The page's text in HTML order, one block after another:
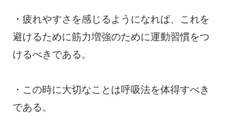
・疲れやすさを感じるようになれば、これを
避けるために筋力増強のために運動習慣をつ
けるべきである。
・この時に大切なことは呼吸法を体得すべき
である。